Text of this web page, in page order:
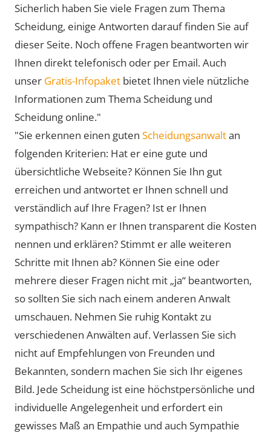
Sicherlich haben Sie viele Fragen zum Thema
Scheidung, einige Antworten darauf finden Sie auf
dieser Seite. Noch offene Fragen beantworten wir
Ihnen direkt telefonisch oder per Email. Auch
unser Gratis-Infopaket bietet Ihnen viele nützliche
Informationen zum Thema Scheidung und
Scheidung online."
"Sie erkennen einen guten Scheidungsanwaltan
folgenden Kriterien: Hat er eine gute und
übersichtliche Webseite? Können Sie Ihn gut
erreichen und antwortet er Ihnen schnell und
verständlich auf Ihre Fragen? Ist er Ihnen
sympathisch? Kann er Ihnen transparent die Kosten
nennen und erklären? Stimmt er alle weiteren
Schritte mit Ihnen ab? Können Sie eine oder
mehrere dieser Fragen nicht mit „ja“ beantworten,
so sollten Sie sich nach einem anderen Anwalt
umschauen. Nehmen Sie ruhig Kontakt zu
verschiedenen Anwälten auf. Verlassen Sie sich
nicht auf Empfehlungen von Freunden und
Bekannten, sondern machen Sie sich Ihr eigenes
Bild. Jede Scheidung ist eine höchstpersönliche und
individuelle Angelegenheit und erfordert ein
gewisses Maß an Empathie und auch Sympathie